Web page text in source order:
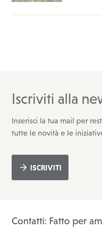
Iscriviti alla
Inserisci la tua mail per
tutte le novità e le
ISCRIVITI
Contatti: Fatto per